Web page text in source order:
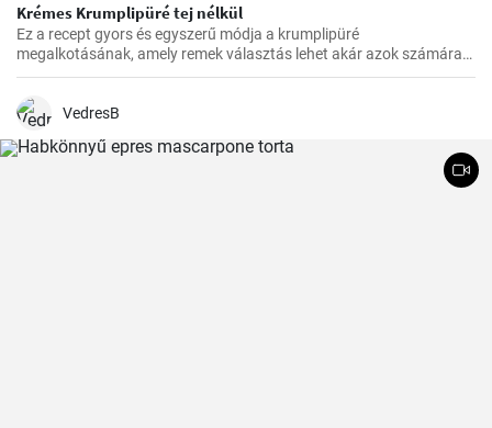
Krémes Krumplipüré tej nélkül
Ez a recept gyors és egyszerű módja a krumplipüré
megalkotásának, amely remek választás lehet akár azok számára
is, akik tejmentes étrendet követnek. Egyszerű, de lenyűgöző, és az
VedresB